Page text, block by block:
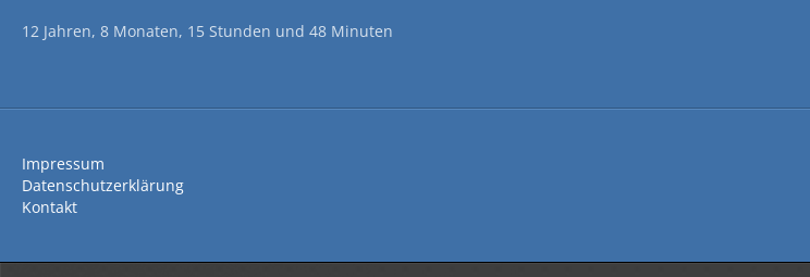
12 Jahren, 8 Monaten, 15 Stunden und 48 Minuten
Impressum
Datenschutzerklärung
Kontakt